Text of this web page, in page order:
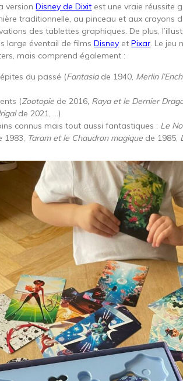
versionDisney de Dixit est une vraie réussite
traditionnelle, au pinceau et aux crayons
des tablettes graphiques. De plus,
large éventail de filmsDisney etPixar. Le jeu
mais comprend également :
du passé (Fantasia de 1940, Merlin
(Zootopie de 2016, Raya et le Dernier
de 2021, …)
connus mais tout aussi fantastiques : Le
1983, Taram et le Chaudron magique de 1985,